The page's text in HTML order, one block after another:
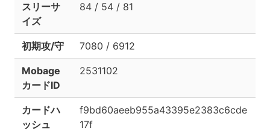
スリーサ
イズ
84 / 54 / 81
初期攻/守 7080 / 6912
Mobage
カードID
2531102
カードハ
ッシュ
f9bd60aeeb955a43395e2383c6cde
17f